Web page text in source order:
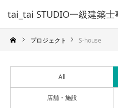
tai_tai STUDIO一級建築士
プロジェクト S-house
All
店舗・施設